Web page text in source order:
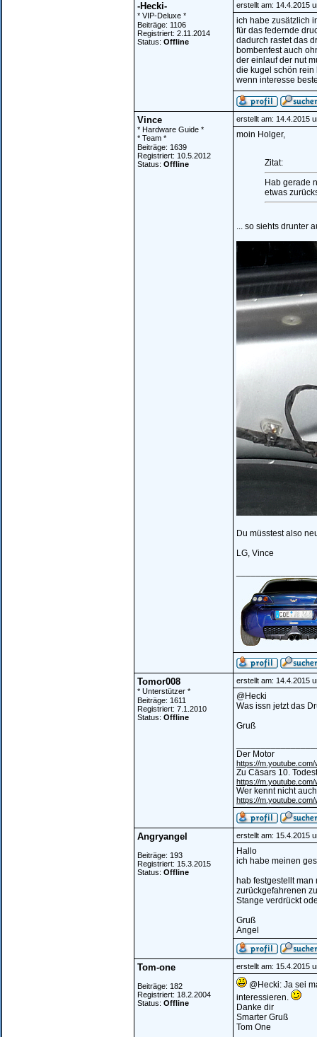
-Hecki-
* VIP-Deluxe *
Beiträge: 1106
Registriert: 2.11.2014
Status: Offline
erstellt am: 14.4.2015
ich habe zusätzlich
für das federnde
dadurch rastet das
bombenfest auch
der einlauf der nut
die kugel schön rein
wenn interesse
Vince
* Hardware Guide *
* Team *
Beiträge: 1639
Registriert: 10.5.2012
Status: Offline
erstellt am: 14.4.2015
moin Holger,
Zitat:
Hab gerade
etwas
... so siehts drunter
Du müsstest also
LG, Vince
Tomor008
* Unterstützer *
Beiträge: 1611
Registriert: 7.1.2010
Status: Offline
erstellt am: 14.4.2015
@Hecki
Was issn jetzt das
Gruß
Der Motor
https://
Zu Cäsars 10.
https://
Wer kennt nicht
https://
Angryangel
Beiträge: 193
Registriert: 15.3.2015
Status: Offline
erstellt am: 15.4.2015
Hallo
ich habe meinen
hab festgestellt
zurückgefahrenen
Stange verdrückt
Gruß
Angel
Tom-one
Beiträge: 182
Registriert: 18.2.2004
Status: Offline
erstellt am: 15.4.2015
@Hecki: Ja sei
interessieren.
Danke dir
Smarter Gruß
Tom One